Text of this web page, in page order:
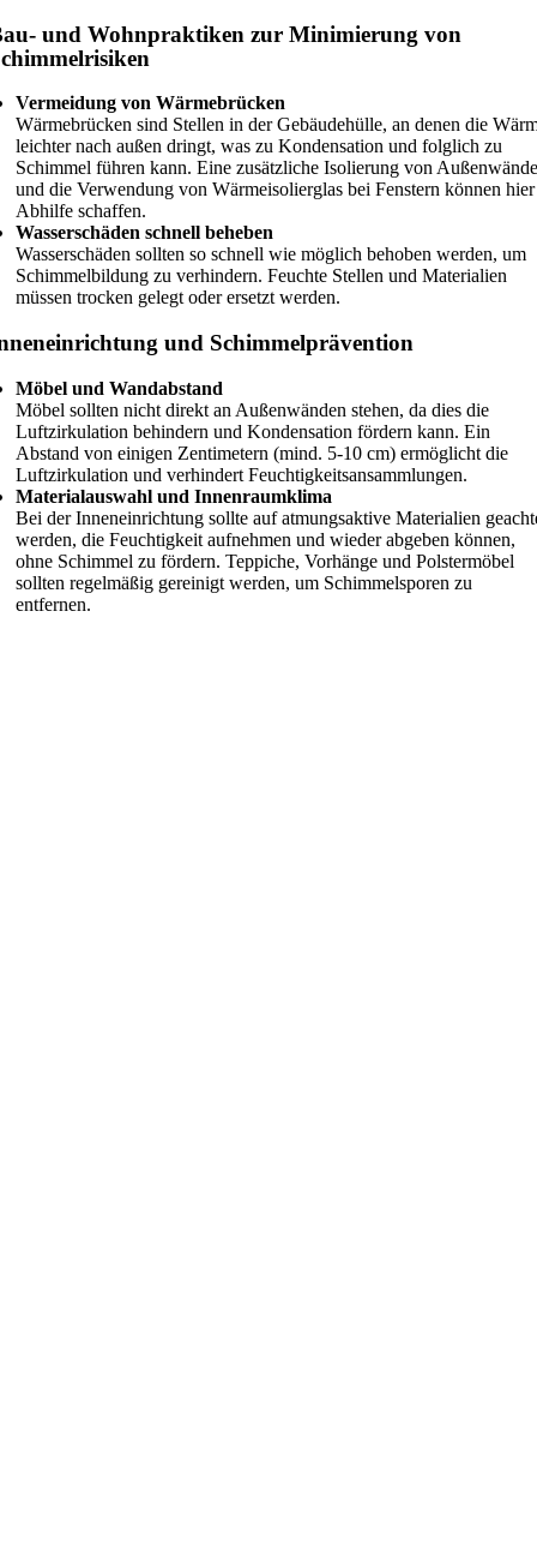
und Wohnpraktiken zur Minimierung von
Vermeidung von Wärmebrücken
Wärmebrücken sind Stellen in der Gebäudehülle, an denen die
leichter nach außen dringt, was zu Kondensation und folglich zu
Schimmel führen kann. Eine zusätzliche Isolierung von
und die Verwendung von Wärmeisolierglas bei Fenstern können hier
Abhilfe schaffen.
Wasserschäden schnell beheben
Wasserschäden sollten so schnell wie möglich behoben werden, um
Schimmelbildung zu verhindern. Feuchte Stellen und Materialien
müssen trocken gelegt oder ersetzt werden.
und Schimmelprävention
Möbel und Wandabstand
Möbel sollten nicht direkt an Außenwänden stehen, da dies die
Luftzirkulation behindern und Kondensation fördern kann. Ein
Abstand von einigen Zentimetern (mind. 5-10 cm) ermöglicht die
Luftzirkulation und verhindert Feuchtigkeitsansammlungen.
Materialauswahl und Innenraumklima
Bei der Inneneinrichtung sollte auf atmungsaktive Materialien
werden, die Feuchtigkeit aufnehmen und wieder abgeben können,
ohne Schimmel zu fördern. Teppiche, Vorhänge und Polstermöbel
sollten regelmäßig gereinigt werden, um Schimmelsporen zu
entfernen.